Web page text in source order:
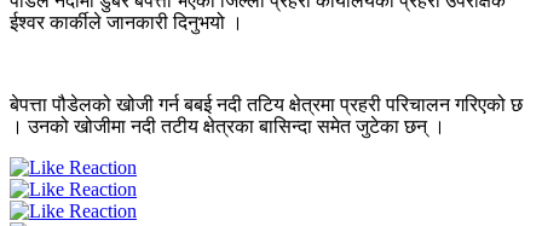
ईश्वर कार्कीले जानकारी दिनुभयो ।
बेपत्ता पौडेलको खोजी गर्न बबई नदी तटिय क्षेत्रमा प्रहरी परिचालन गरिएको छ
। उनको खोजीमा नदी तटीय क्षेत्रका बासिन्दा समेत जुटेका छन् ।